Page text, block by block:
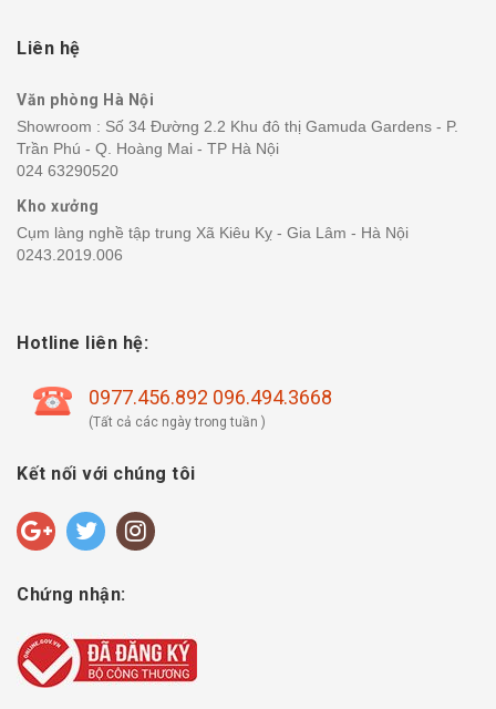
Liên hệ
Văn phòng Hà Nội
Showroom : Số 34 Đường 2.2 Khu đô thị Gamuda Gardens - P.
Trần Phú - Q. Hoàng Mai - TP Hà Nội
024 63290520
Kho xưởng
Cụm làng nghề tập trung Xã Kiêu Kỵ - Gia Lâm - Hà Nội
0243.2019.006
Hotline liên hệ:
0977.456.892 096.494.3668
(Tất cả các ngày trong tuần )
Kết nối với chúng tôi
Chứng nhận: